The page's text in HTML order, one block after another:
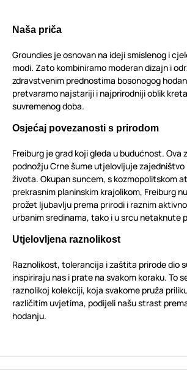
Naša priča
Groundies je osnovan na ideji smislenog i
modi. Zato kombiniramo moderan dizajn i
zdravstvenim prednostima bosonogog
pretvaramo najstariji i najprirodniji oblik
suvremenog doba.
Osjećaj povezanosti s prirodom
Freiburg je grad koji gleda u budućnost. Ova
podnožju Crne šume utjelovljuje zajedništvo
života. Okupan suncem, s kozmopolitskom
prekrasnim planinskim krajolikom, Freiburg
prožet ljubavlju prema prirodi i raznim
urbanim sredinama, tako i u srcu netaknute
Utjelovljena raznolikost
Raznolikost, tolerancija i zaštita prirode dio
inspiriraju nas i prate na svakom koraku. To
raznolikoj kolekciji, koja svakome pruža
različitim uvjetima, podijeli našu strast
hodanju.